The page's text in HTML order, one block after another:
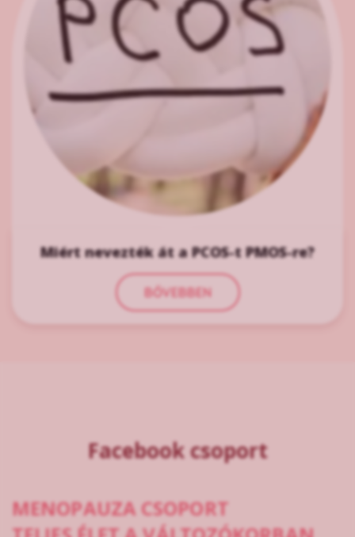
Miért nevezték át a PCOS-t PMOS-re?
BŐVEBBEN
Facebook csoport
MENOPAUZA CSOPORT